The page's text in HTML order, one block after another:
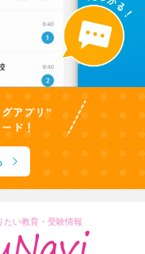
たい教育・受験情報